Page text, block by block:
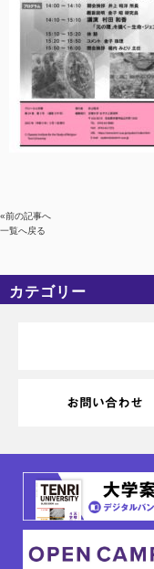
«前の記事へ
一覧へ戻る
カテゴリー
お問い合わせ